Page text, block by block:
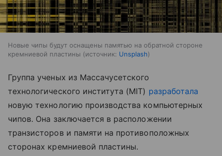
Новые чипы будут оснащены памятью на обратной стороне
кремниевой пластины
источник: Unsplash
Группа ученых из Массачусетского
технологического института (MIT) разработала
новую технологию производства компьютерных
чипов. Она заключается в расположении
транзисторов и памяти на противоположных
сторонах кремниевой пластины.